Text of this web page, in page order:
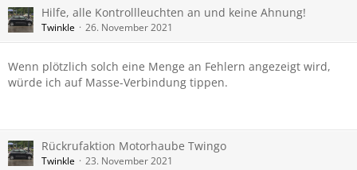
Hilfe, alle Kontrollleuchten an und keine Ahnung!
Twinkle 26. November 2021
Wenn plötzlich solch eine Menge an Fehlern angezeigt wird,
würde ich auf Masse-Verbindung tippen.
Rückrufaktion Motorhaube Twingo
Twinkle 23. November 2021